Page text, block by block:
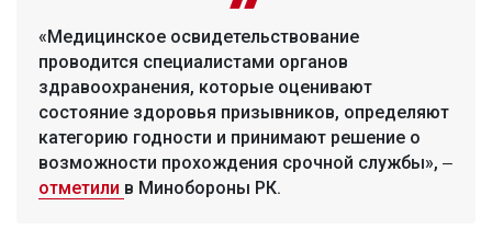
«Медицинское освидетельствование
проводится специалистами органов
здравоохранения, которые оценивают
состояние здоровья призывников, определяют
категорию годности и принимают решение о
возможности прохождения срочной службы», ‒
отметили в Минобороны РК.